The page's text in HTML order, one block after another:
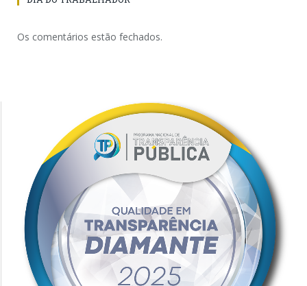
Os comentários estão fechados.